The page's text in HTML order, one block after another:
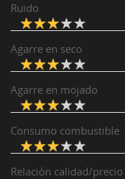
Ruido
Agarre en seco
Agarre en mojado
Consumo combustible
Relación calidad/precio